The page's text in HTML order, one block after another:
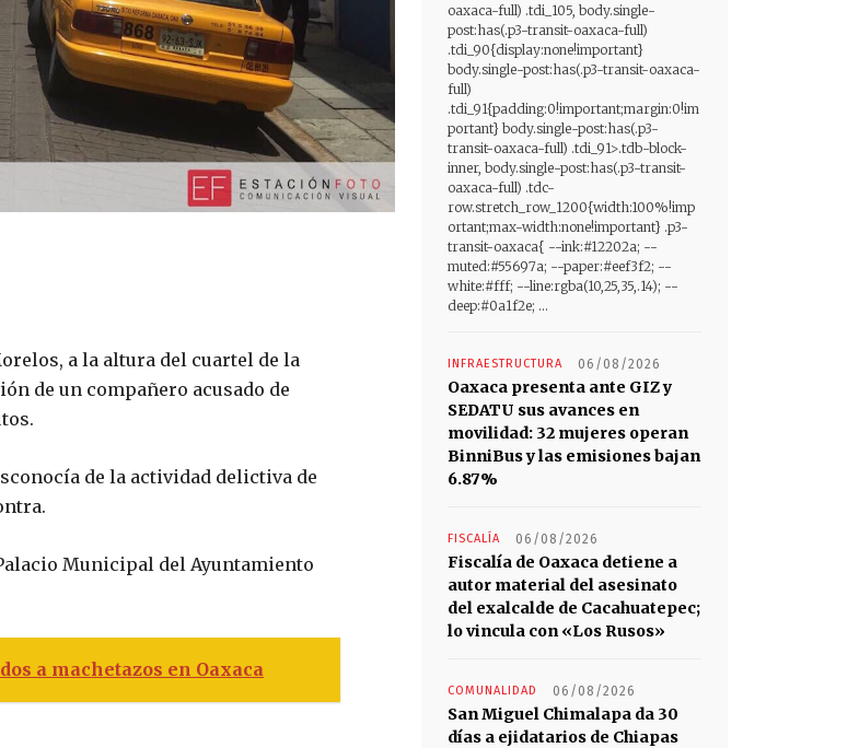
a la altura del cuartel de la
de un compañero acusado de
de la actividad delictiva de
Municipal del Ayuntamiento
a machetazos en Oaxaca
oaxaca-full) .tdi_105, body.single-
post:has(.p3-transit-oaxaca-full)
.tdi_90{display:none!important}
body.single-post:has(.p3-transit-oaxaca-
full)
.tdi_91{padding:0!important;margin:0!im
portant} body.single-post:has(.p3-
transit-oaxaca-full) .tdi_91>.tdb-block-
inner, body.single-post:has(.p3-transit-
oaxaca-full) .tdc-
row.stretch_row_1200{width:100%!imp
ortant;max-width:none!important} .p3-
transit-oaxaca{ --ink:#12202a; --
muted:#55697a; --paper:#eef3f2; --
white:#fff; --line:rgba(10,25,35,.14); --
deep:#0a1f2e; ...
INFRAESTRUCTURA 06/08/2026
Oaxaca presenta ante GIZ y
SEDATU sus avances en
movilidad: 32 mujeres operan
BinniBus y las emisiones bajan
6.87%
FISCALÍA 06/08/2026
Fiscalía de Oaxaca detiene a
autor material del asesinato
del exalcalde de Cacahuatepec;
lo vincula con «Los Rusos»
COMUNALIDAD 06/08/2026
San Miguel Chimalapa da 30
días a ejidatarios de Chiapas